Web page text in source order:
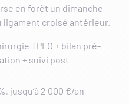
en forêt un dimanche
croisé antérieur.
TPLO + bilan pré-
+ suivi post-
jusqu’à 2 000 €/an